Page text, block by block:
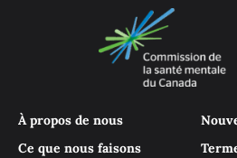
À propos de nous
Ce que nous faisons